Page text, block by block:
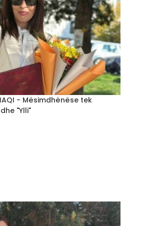
- Mësimdhënëse tek
"Ylli"